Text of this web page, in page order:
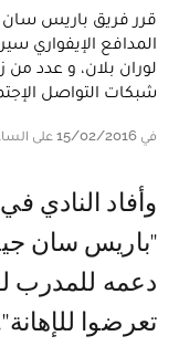
قرر فريق باريس سان
المدافع الإيفواري
لوران بلان، و عدد
شبكات التواصل
في 15/02/2016 على الساعة 14:32
وأفاد النادي في بيان بخصوص هذه الواقعة :
''باريس سان
دعمه للمدرب
تعرضوا